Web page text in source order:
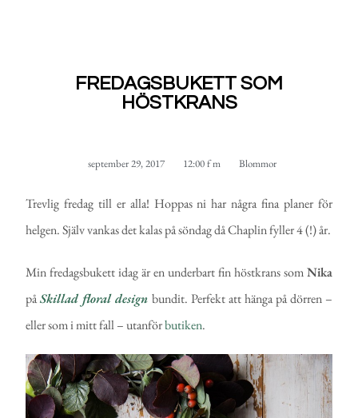
FREDAGSBUKETT SOM
HÖSTKRANS
september 29, 2017 12:00 f m Blommor
Trevlig fredag till er alla! Hoppas ni har några fina planer för
helgen. Själv vankas det kalas på söndag då Chaplin fyller 4 (!) år.
Min fredagsbukett idag är en underbart fin höstkrans somNika
påSkillad floral design bundit. Perfekt att hänga på dörren –
eller som i mitt fall – utanförbutiken.